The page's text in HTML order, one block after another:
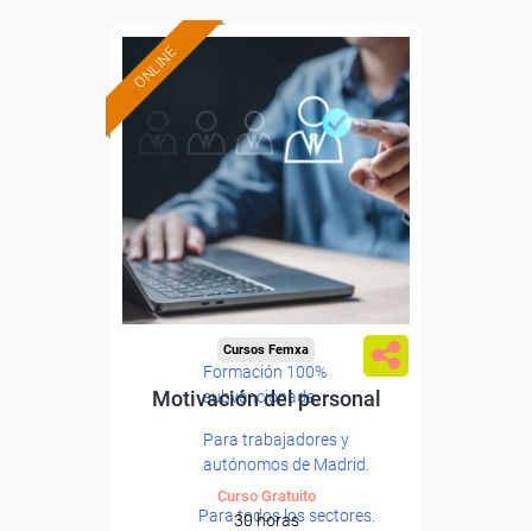
ONLINE
Formación 100%
subvencionada.
Para trabajadores y
autónomos de Madrid.
Para todos los sectores.
Cursos Femxa
Motivación del personal
Curso Gratuito
30 horas